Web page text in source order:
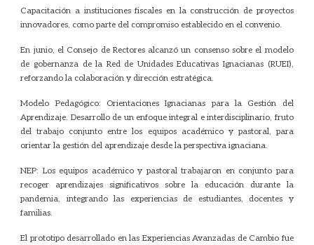
Capacitación a instituciones fiscales en la construcción de proyectos
innovadores, como parte del compromiso establecido en el convenio.
En junio, el Consejo de Rectores alcanzó un consenso sobre el modelo
de gobernanza de la Red de Unidades Educativas Ignacianas (RUEI),
reforzando la colaboración y dirección estratégica.
Modelo Pedagógico: Orientaciones Ignacianas para la Gestión del
Aprendizaje. Desarrollo de un enfoque integral e interdisciplinario, fruto
del trabajo conjunto entre los equipos académico y pastoral, para
orientar la gestión del aprendizaje desde la perspectiva ignaciana.
NEP: Los equipos académico y pastoral trabajaron en conjunto para
recoger aprendizajes significativos sobre la educación durante la
pandemia, integrando las experiencias de estudiantes, docentes y
familias.
El prototipo desarrollado en las Experiencias Avanzadas de Cambio fue